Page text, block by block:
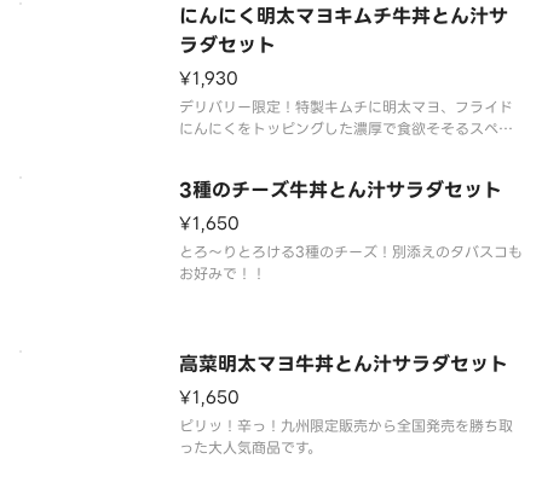
にんにく明太マヨキムチ牛丼とん汁サ
ラダセット
¥1,930
デリバリー限定！特製キムチに明太マヨ、フライド
にんにくをトッピングした濃厚で食欲そそるスペシ
3種のチーズ牛丼とん汁サラダセット
¥1,650
とろ～りとろける3種のチーズ！別添えのタバスコも
お好みで！！
高菜明太マヨ牛丼とん汁サラダセット
¥1,650
ピリッ！辛っ！九州限定販売から全国発売を勝ち取
った大人気商品です。